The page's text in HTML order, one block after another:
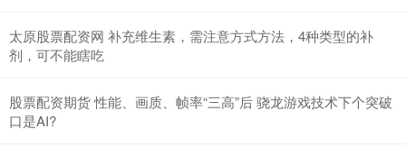
太原股票配资网 补充维生素，需注意方式方法，4种类型的补
剂，可不能瞎吃
股票配资期货 性能、画质、帧率“三高”后 骁龙游戏技术下个突破
口是AI?